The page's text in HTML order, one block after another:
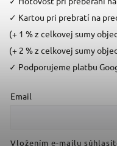
✓ Kartou pri prebratí na
(+ 1 % z celkovej sumy
(+ 2 % z celkovej sumy
✓ Podporujeme platbu
Email
Vložením e-mailu